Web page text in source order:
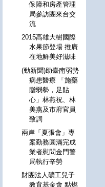
保障和房產管理
局參訪團來台交
流
2015高雄大樹國際
水果節登場 推廣
在地鮮美好滋味
(動新聞)助臺南弱勢
病患醫療 「施藥
贈弱勢，足貼
心」林燕祝、林
美燕及市府官員
致詞
兩岸「夏張會」專
案勤務圓滿完成
業者慰問金門警
局執行辛勞
財團法人礦工兒子
教育基金會 點燃